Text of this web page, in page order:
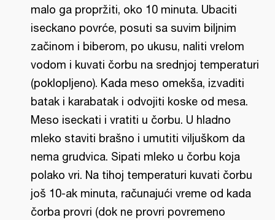
malo ga propržiti, oko 10 minuta. Ubaciti
iseckano povrće, posuti sa suvim biljnim
začinom i biberom, po ukusu, naliti vrelom
vodom i kuvati čorbu na srednjoj temperaturi
(poklopljeno). Kada meso omekša, izvaditi
batak i karabatak i odvojiti koske od mesa.
Meso iseckati i vratiti u čorbu. U hladno
mleko staviti brašno i umutiti viljuškom da
nema grudvica. Sipati mleko u čorbu koja
polako vri. Na tihoj temperaturi kuvati čorbu
još 10-ak minuta, računajući vreme od kada
čorba provri (dok ne provri povremeno